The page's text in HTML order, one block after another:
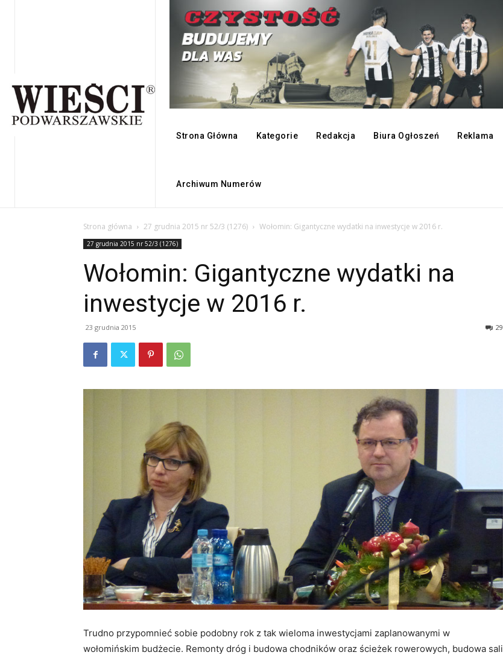
Strona Główna Kategorie Redakcja Biura Ogłoszeń Reklama
Archiwum Numerów
Strona główna 27 grudnia 2015 nr 52/3 (1276) Wołomin: Gigantyczne wydatki na inwestycje w 2016 r.
27 grudnia 2015 nr 52/3 (1276)
Wołomin: Gigantyczne wydatki na
inwestycje w 2016 r.
23 grudnia 2015 29
Trudno przypomnieć sobie podobny rok z tak wieloma inwestycjami zaplanowanymi w
wołomińskim budżecie. Remonty dróg i budowa chodników oraz ścieżek rowerowych, budowa sali